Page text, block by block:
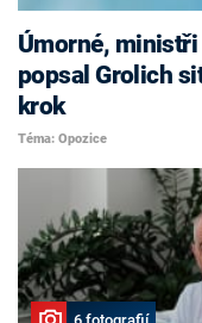
Úmorné,
popsal Grolich
krok
Téma: Opozice
6 fotografií